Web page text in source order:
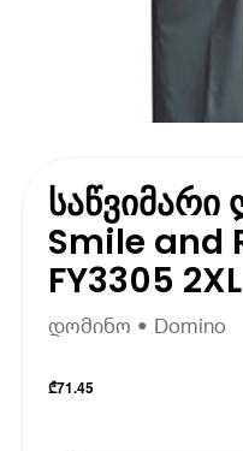
Smile and
FY3305 2XL
დომინო • Domino
₾71.45